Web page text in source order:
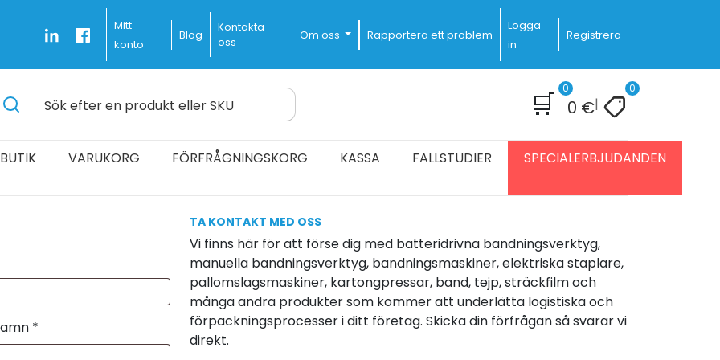
Mitt
konto
Blog
Kontakta
oss
Om oss Rapportera ett problem
Logga
in
Registrera
Delivered Fast and Free
Sök efter en produkt eller SKU 🛒 0
0 €|
0
BUTIK VARUKORG FÖRFRÅGNINGSKORG KASSA FALLSTUDIER SPECIALERBJUDANDEN
*
TA KONTAKT MED OSS
Vi finns här för att förse dig med batteridrivna bandningsverktyg,
manuella bandningsverktyg, bandningsmaskiner, elektriska staplare,
pallomslagsmaskiner, kartongpressar, band, tejp, sträckfilm och
många andra produkter som kommer att underlätta logistiska och
förpackningsprocesser i ditt företag. Skicka din förfrågan så svarar vi
direkt.